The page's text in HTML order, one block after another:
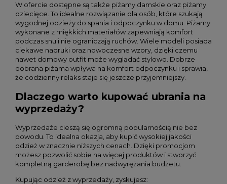
W ofercie dostępne są także piżamy damskie oraz piżamy
dziecięce. To idealne rozwiązanie dla osób, które szukają
wygodnej odzieży do spania i odpoczynku w domu. Piżamy
wykonane z miękkich materiałów zapewniają komfort
podczas snu i nie ograniczają ruchów. Wiele modeli posiada
ciekawe nadruki oraz nowoczesne wzory, dzięki czemu
nawet domowy outfit może wyglądać stylowo. Dobrze
dobrana piżama wpływa na komfort odpoczynku i sprawia,
że codzienny relaks staje się jeszcze przyjemniejszy.
Dlaczego warto kupować ubrania na
wyprzedaży?
Wyprzedaże cieszą się ogromną popularnością nie bez
powodu. To idealna okazja, aby kupić wysokiej jakości
odzież w znacznie niższych cenach. Dzięki promocjom
możesz pozwolić sobie na więcej produktów i stworzyć
kompletną garderobę bez nadwyrężania budżetu.
Kupując odzież z wyprzedaży, zyskujesz: